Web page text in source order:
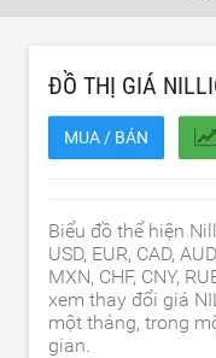
ĐỒ THỊ GIÁ
MUA / BÁN
Biểu đồ thể hiện
USD, EUR, CAD,
MXN, CHF, CNY,
xem thay đổi giá
một tháng, trong
gian.